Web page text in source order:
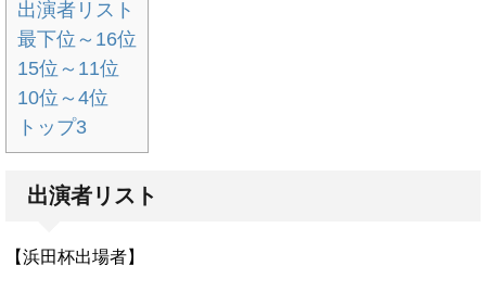
出演者リスト
最下位～16位
15位～11位
10位～4位
トップ3
出演者リスト
【浜田杯出場者】